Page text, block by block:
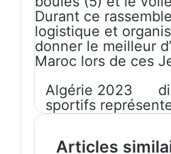
Durant ce
logistique et
donner le meilleur
Maroc lors de ces
Algérie 2023
sportifs
Articles